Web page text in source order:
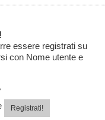
essere registrati su
con Nome utente e
Registrati!